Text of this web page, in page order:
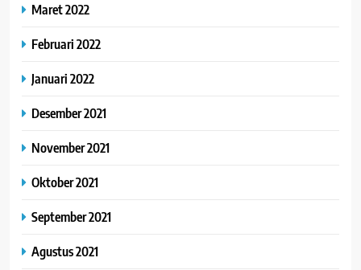
Maret 2022
Februari 2022
Januari 2022
Desember 2021
November 2021
Oktober 2021
September 2021
Agustus 2021